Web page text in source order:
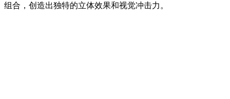
组合，创造出独特的立体效果和视觉冲击力。